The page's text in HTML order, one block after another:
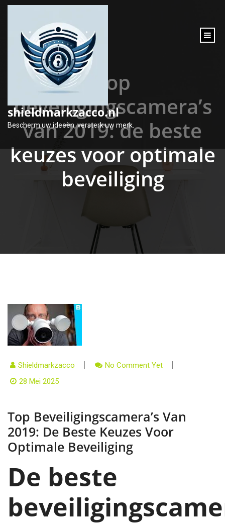
inhoud
shieldmarkzacco.nl
Bescherm uw ideeën, versterk uw merk.
Top
beveiligingscamera’s
van 2019: de beste
keuzes voor optimale
beveiliging
Shieldmarkzacco
No Comment Yet
28 Mei 2025
Top Beveiligingscamera’s Van
2019: De Beste Keuzes Voor
Optimale Beveiliging
De beste